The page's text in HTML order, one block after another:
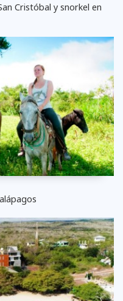
Cristóbal y snorkel en